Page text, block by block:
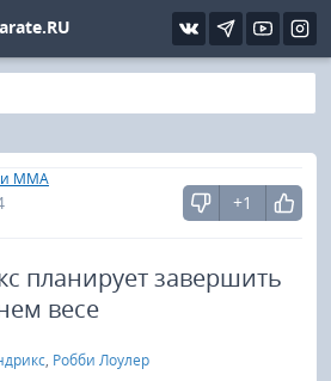
MMA
+1
планирует завершить
весе
, Робби Лоулер